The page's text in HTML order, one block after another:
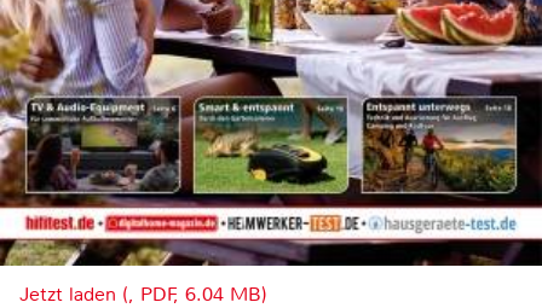
Jetzt laden (, PDF, 6.04 MB)